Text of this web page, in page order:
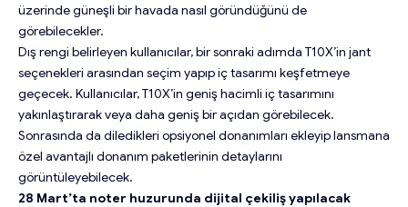
üzerinde güneşli bir havada nasıl göründüğünü de
görebilecekler.
Dış rengi belirleyen kullanıcılar, bir sonraki adımda T10X’in jant
seçenekleri arasından seçim yapıp iç tasarımı keşfetmeye
geçecek. Kullanıcılar, T10X’in geniş hacimli iç tasarımını
yakınlaştırarak veya daha geniş bir açıdan görebilecek.
Sonrasında da diledikleri opsiyonel donanımları ekleyip lansmana
özel avantajlı donanım paketlerinin detaylarını
görüntüleyebilecek.
28 Mart’ta noter huzurunda dijital çekiliş yapılacak